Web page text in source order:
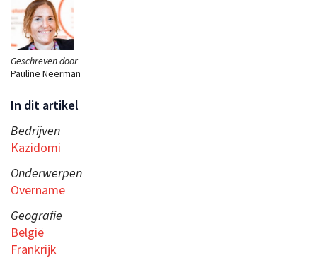
Geschreven door
Pauline Neerman
In dit artikel
Bedrijven
Kazidomi
Onderwerpen
Overname
Geografie
België
Frankrijk